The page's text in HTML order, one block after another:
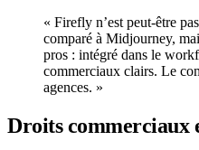
« Firefly n’est peut-être
comparé à Midjourney,
pros : intégré dans le
commerciaux clairs. Le
agences. »
Droits commerciaux